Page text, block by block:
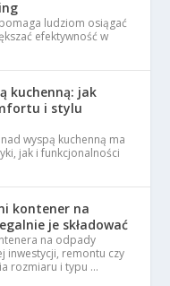
ludziom osiągać
efektywność w
kuchenną: jak
i stylu
wyspą kuchenną ma
jak i funkcjonalności
kontener na
je składować
na odpady
inwestycji, remontu czy
rozmiaru i typu …